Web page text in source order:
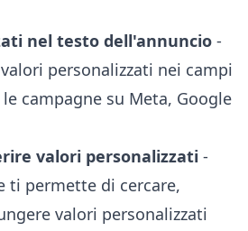
nel testo dell'annuncio -
personalizzati nei campi
campagne su Meta, Google
valori personalizzati -
ti permette di cercare,
valori personalizzati